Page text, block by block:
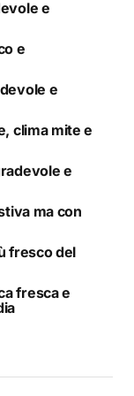
e
e
e
clima mite e
e
ma con
fresco del
fresca e